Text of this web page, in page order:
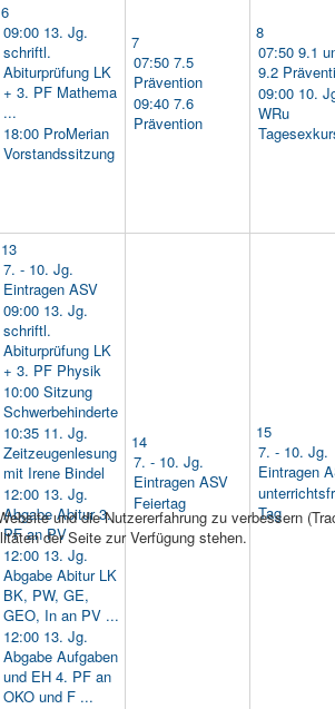
6
09:00 13. Jg.
schriftl.
Abiturprüfung LK
+ 3. PF Mathema
...
18:00 ProMerian
Vorstandssitzung
7
07:50 7.5
Prävention
09:40 7.6
Prävention
8
07:50 9.1
9.2
09:00 10.
WRu
13
7. - 10. Jg.
Eintragen ASV
09:00 13. Jg.
schriftl.
Abiturprüfung LK
+ 3. PF Physik
10:00 Sitzung
Schwerbehinderte
10:35 11. Jg.
Zeitzeugenlesung
mit Irene Bindel
12:00 13. Jg.
Abgabe Abitur 3.
PF an PV
12:00 13. Jg.
Abgabe Abitur LK
BK, PW, GE,
GEO, In an PV ...
12:00 13. Jg.
Abgabe Aufgaben
und EH 4. PF an
OKO und F ...
14
7. - 10. Jg.
Eintragen ASV
Feiertag
15
7. - 10. Jg.
Eintragen
Tag
und die Nutzererfahrung zu verbessern
der Seite zur Verfügung stehen.